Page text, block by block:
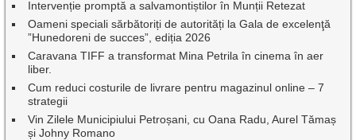
Intervenție promptă a salvamontiștilor în Munții Retezat
Oameni speciali sărbătoriți de autorități la Gala de excelenţă
”Hunedoreni de succes”, ediția 2026
Caravana TIFF a transformat Mina Petrila în cinema în aer
liber.
Cum reduci costurile de livrare pentru magazinul online – 7
strategii
Vin Zilele Municipiului Petroșani, cu Oana Radu, Aurel Tămaș
și Johny Romano